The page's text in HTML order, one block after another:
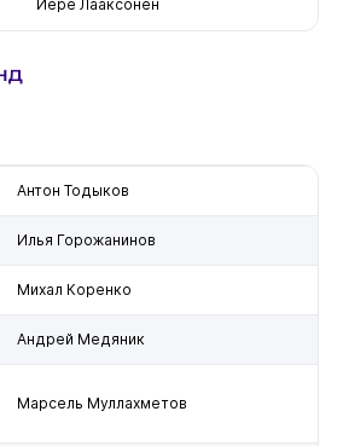
Йере Лааксонен
Антон Тодыков
Илья Горожанинов
Михал Коренко
Андрей Медяник
Марсель Муллахметов